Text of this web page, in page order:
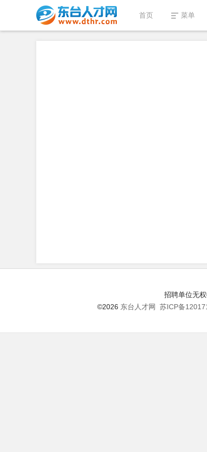
首页 菜单
招聘单位无
©2026 东台人才网 苏ICP备